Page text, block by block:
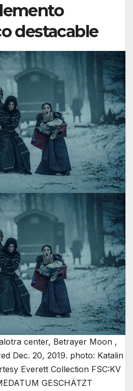
destacable
center, Betrayer Moon ,
Dec. 20, 2019. photo: Katalin
Everett Collection FSC:KV
GESCHÄTZT